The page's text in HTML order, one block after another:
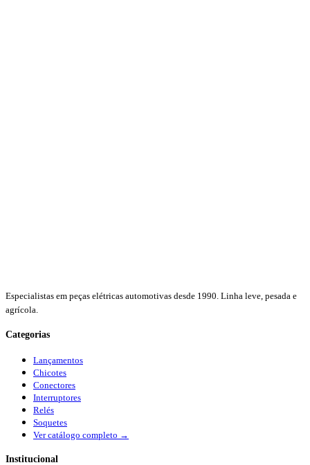
Especialistas em peças elétricas automotivas desde 1990. Linha leve, pesada e
agrícola.
Categorias
Lançamentos
Chicotes
Conectores
Interruptores
Relés
Soquetes
Ver catálogo completo →
Institucional